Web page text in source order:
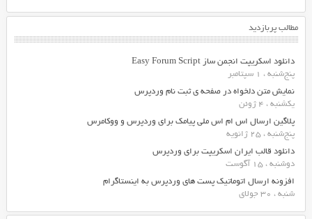
مطالب پربازدید
دانلود اسکریپت انجمن ساز Easy Forum Script
پنج‌شنبه ، 1 سپتامبر
نمایش متن دلخواه در صفحه ی ثبت نام وردپرس
یکشنبه ، 4 ژوئن
پلاگین ارسال اس ام اس ملی پیامک برای وردپرس و ووکامرس
پنج‌شنبه ، 25 ژانویه
دانلود قالب ایران اسکریپت برای وردپرس
دوشنبه ، 15 آگوست
افزونه ارسال اتوماتیک پست های وردپرس به اینستاگرام
شنبه ، 30 جولای